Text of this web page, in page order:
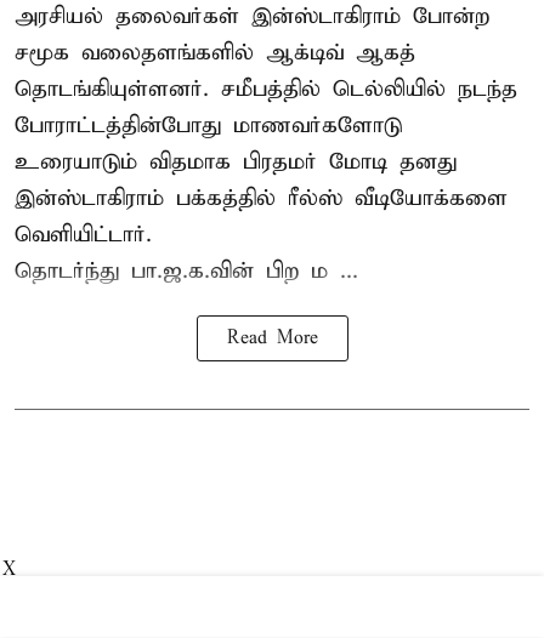
அரசியல் தலைவர்கள் இன்ஸ்டாகிராம் போன்ற
சமூக வலைதளங்களில் ஆக்டிவ் ஆகத்
தொடங்கியுள்ளனர். சமீபத்தில் டெல்லியில் நடந்த
போராட்டத்தின்போது மாணவர்களோடு
உரையாடும் விதமாக பிரதமர் மோடி தனது
இன்ஸ்டாகிராம் பக்கத்தில் ரீல்ஸ் வீடியோக்களை
வெளியிட்டார்.
தொடர்ந்து பா.ஜ.க.வின் பிற ம ...
Read More
X